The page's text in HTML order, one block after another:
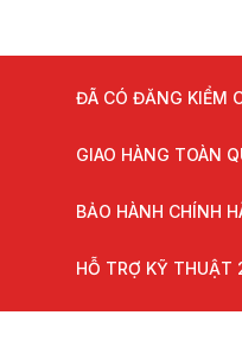
ĐÃ CÓ ĐĂNG KIỂM
GIAO HÀNG TOÀN
BẢO HÀNH CHÍNH
HỖ TRỢ KỸ THUẬT